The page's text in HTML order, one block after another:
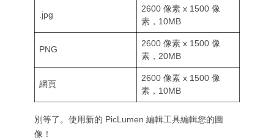
.jpg
2600 像素 x 1500 像
素，10MB
PNG
2600 像素 x 1500 像
素，20MB
網頁
2600 像素 x 1500 像
素，10MB
別等了。使用新的 PicLumen 編輯工具編輯您的圖
像！